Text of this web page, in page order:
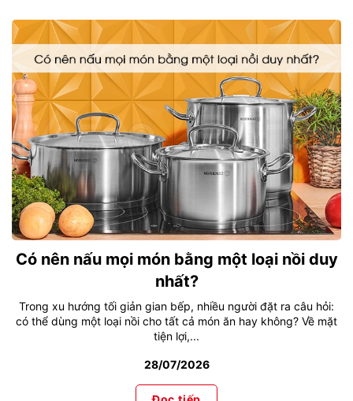
Có nên nấu mọi món bằng một loại nồi duy
nhất?
Trong xu hướng tối giản gian bếp, nhiều người đặt ra câu hỏi:
có thể dùng một loại nồi cho tất cả món ăn hay không? Về mặt
tiện lợi,...
28/07/2026